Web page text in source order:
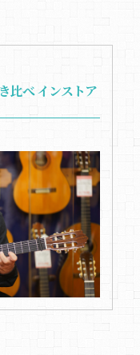
比べ インストア